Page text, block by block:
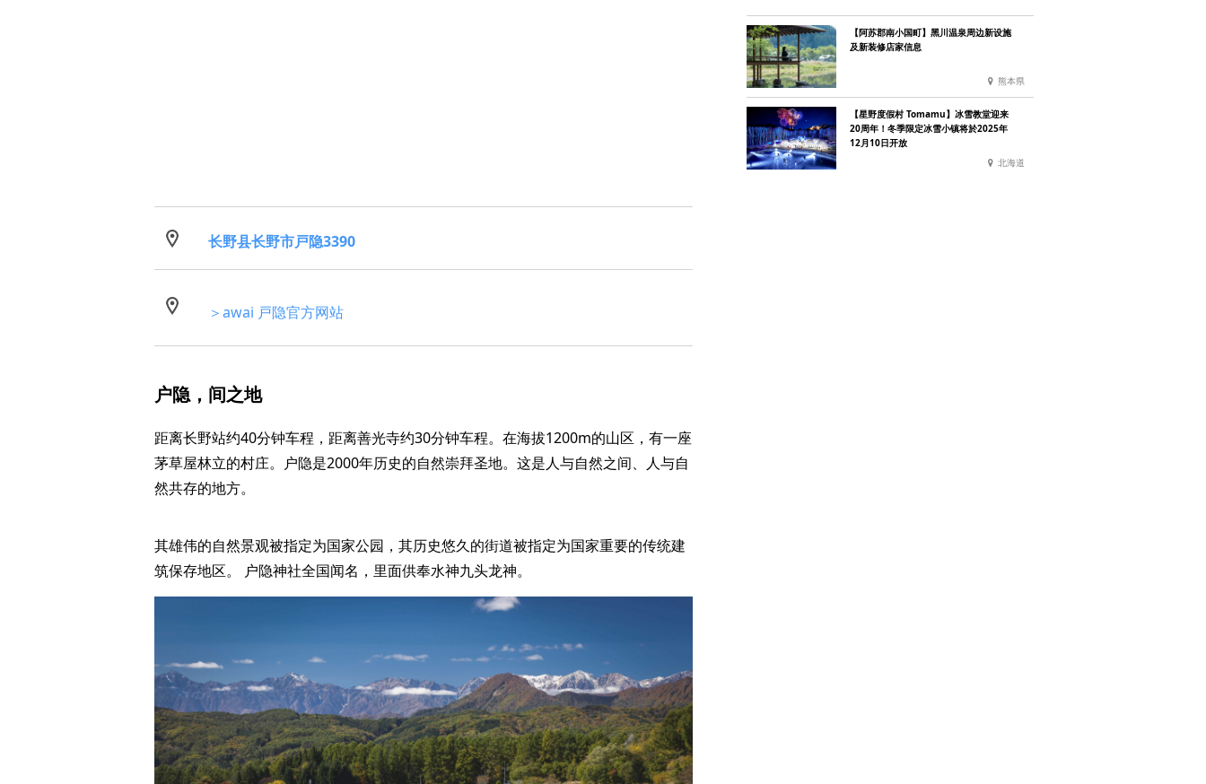
长野县长野市戸隐3390
＞awai 戸隐官方网站
户隐，间之地
距离长野站约40分钟车程，距离善光寺约30分钟车程。在海拔1200m的山区，有一座
茅草屋林立的村庄。户隐是2000年历史的自然崇拜圣地。这是人与自然之间、人与自
然共存的地方。
其雄伟的自然景观被指定为国家公园，其历史悠久的街道被指定为国家重要的传统建
筑保存地区。 户隐神社全国闻名，里面供奉水神九头龙神。
【阿苏郡南小国町】黑川温泉周边新设施
及新装修店家信息
熊本県
【星野度假村 Tomamu】冰雪教堂迎来
20周年！冬季限定冰雪小镇将於2025年
12月10日开放
北海道